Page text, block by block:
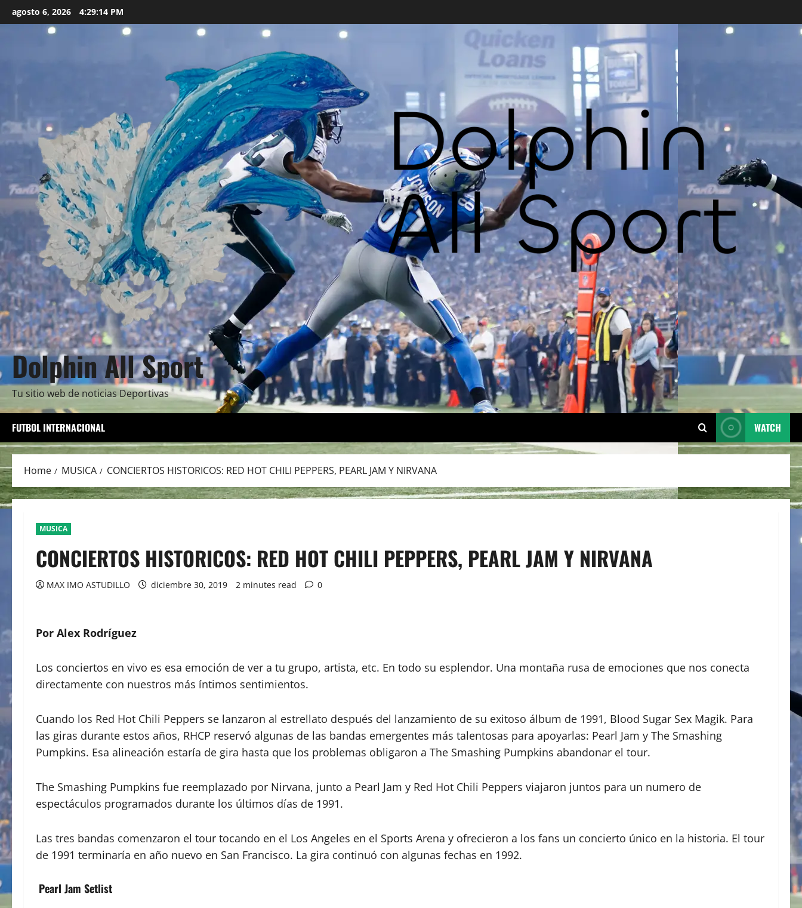
to
agosto 6, 2026 4:29:15 PM
Dolphin All Sport
Tu sitio web de noticias Deportivas
FUTBOL INTERNACIONAL WATCH
Home MUSICA CONCIERTOS HISTORICOS: RED HOT CHILI PEPPERS, PEARL JAM Y NIRVANA
MUSICA
CONCIERTOS HISTORICOS: RED HOT CHILI PEPPERS, PEARL JAM Y NIRVANA
MAX IMO ASTUDILLO diciembre 30, 2019 2 minutes read 0
Por Alex Rodríguez
Los conciertos en vivo es esa emoción de ver a tu grupo, artista, etc. En todo su esplendor. Una montaña rusa de emociones que nos conecta
directamente con nuestros más íntimos sentimientos.
Cuando los Red Hot Chili Peppers se lanzaron al estrellato después del lanzamiento de su exitoso álbum de 1991, Blood Sugar Sex Magik. Para
las giras durante estos años, RHCP reservó algunas de las bandas emergentes más talentosas para apoyarlas: Pearl Jam y The Smashing
Pumpkins. Esa alineación estaría de gira hasta que los problemas obligaron a The Smashing Pumpkins abandonar el tour.
The Smashing Pumpkins fue reemplazado por Nirvana, junto a Pearl Jam y Red Hot Chili Peppers viajaron juntos para un numero de
espectáculos programados durante los últimos días de 1991.
Las tres bandas comenzaron el tour tocando en el Los Angeles en el Sports Arena y ofrecieron a los fans un concierto único en la historia. El tour
de 1991 terminaría en año nuevo en San Francisco. La gira continuó con algunas fechas en 1992.
Pearl Jam Setlist